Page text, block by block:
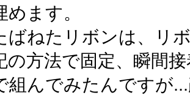
めます。
ばねたリボンは、リ
の方法で固定、瞬間
組んでみたんですが